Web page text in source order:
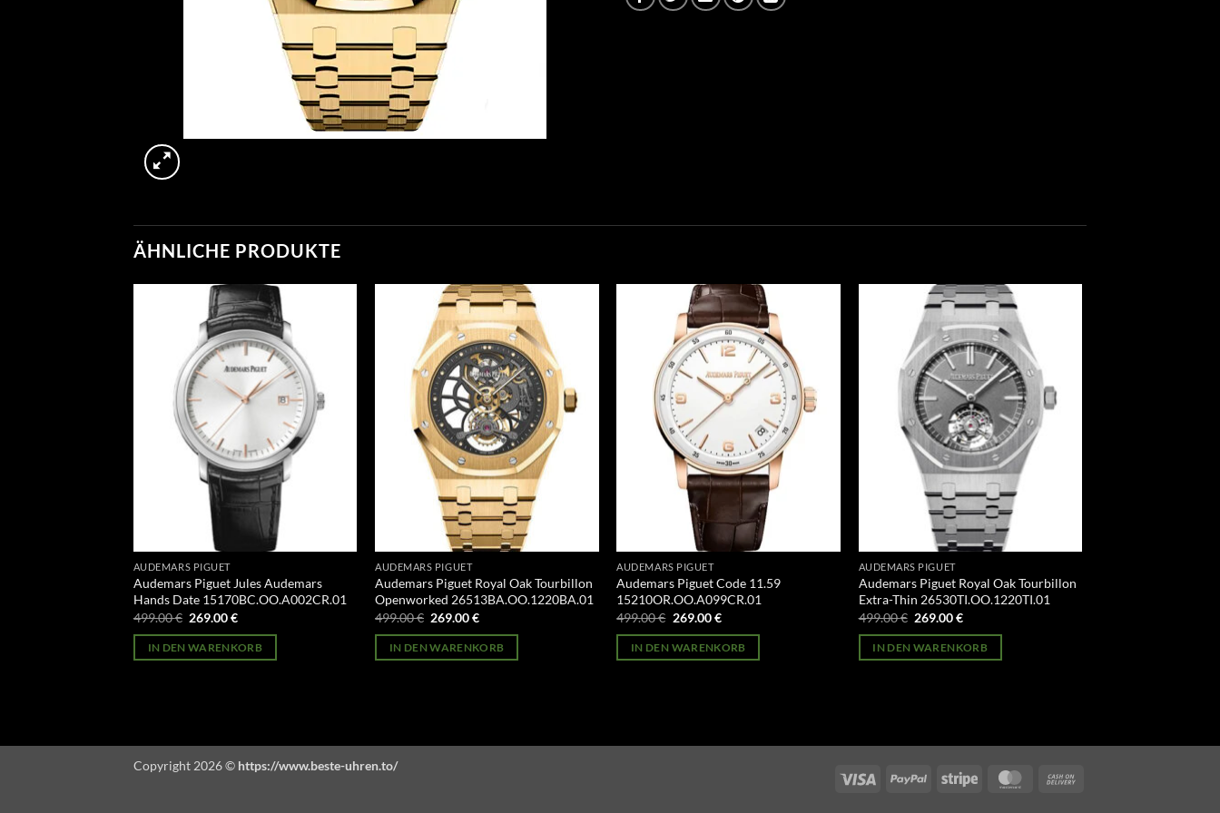
ÄHNLICHE PRODUKTE
AUDEMARS PIGUET
Audemars Piguet Jules Audemars
Hands Date 15170BC.OO.A002CR.01
499.00€ Ursprünglicher
war:
499.00 €
269.00€Aktueller
ist:
269.00 €.
IN DEN WARENKORB
AUDEMARS PIGUET
Audemars Piguet Royal Oak Tourbillon
Openworked 26513BA.OO.1220BA.01
499.00€ Ursprünglicher
war:
499.00 €
269.00€Aktueller
ist:
269.00 €.
IN DEN WARENKORB
AUDEMARS PIGUET
Audemars Piguet Code 11.59
15210OR.OO.A099CR.01
499.00€ Ursprünglicher
war:
499.00 €
269.00€Aktueller
ist:
269.00 €.
IN DEN WARENKORB
AUDEMARS PIGUET
Audemars Piguet Royal Oak Tourbillon
Extra-Thin 26530TI.OO.1220TI.01
499.00€ Ursprünglicher
war:
499.00 €
269.00€Aktueller
ist:
269.00 €.
IN DEN WARENKORB
Visa PayPal Stripe MasterCard
Copyright 2026 © https://www.beste-uhren.to/